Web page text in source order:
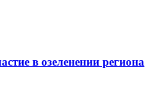
в озеленении региона